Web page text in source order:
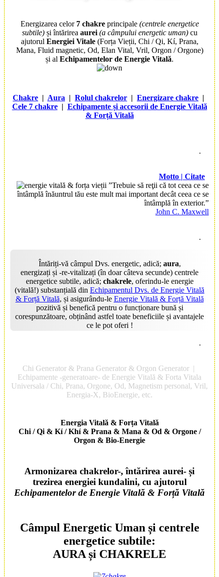
Energizarea celor 7 chakreprincipale (centrele energetice
subtile)și întărirea aurei (a câmpului energetic uman)cu
ajutorul Energiei Vitale(Forța Vieții, Chi / Qi, Kí, Prana,
Mana, Fluid magnetic, Od, Elan Vital, Vril, Orgon / Orgone)
și al Echipamentelor de Energie Vitală.
Chakre | Aura | Rolul chakrelor | Energizare chakre |
Cele 7 chakre| Echipamente și accesorii de Energie Vitală
& Forță Vitală
.
Motto | Citate
”Trebuie să reţii că tot ceea ce se
întâmplă înăuntrul tău este mult mai important decât ceea ce se
întâmplă în exterior.”
John C. Maxwell
.
Întăriți-vă câmpul Dvs. energetic, adică; aura,
energizați și -re-vitalizați (în doar câteva secunde) centrele
energetice subtile, adică; chakrele, oferindu-le energie
(vitală!) substanțială din Echipamentul Dvs. de Energie Vitală
& Forță Vitală, și asigurându-le Energie Vitală & Forță Vitală
pozitivă și benefică pentru o funcționare bună și
corespunzătoare, obținând astfel toate beneficiile și avantajele
ce le pot oferi !
.
Chi Generator & Prana Generator & Orgon Generator |
Echipamente -generatoare- de Energie Vitală & Forta Vitala
Universala / Chi, Prana, Orgone, Od, Magnetism personal, Vril,
Energia-X, BioEnergie, etc.
Energia Vitală & Forța Vitală
Chi / Qi & Kí / Khí & Prana & Mana & Od & Orgone /
Orgon & Bio-Energie
Armonizarea chakrelor-, întărirea aurei- și
trezirea energiei kundalini, cu ajutorul
Echipamentelor de Energie Vitală & Forță Vitală
Câmpul Energetic Uman și centrele
energetice subtile:
AURA și CHAKRELE